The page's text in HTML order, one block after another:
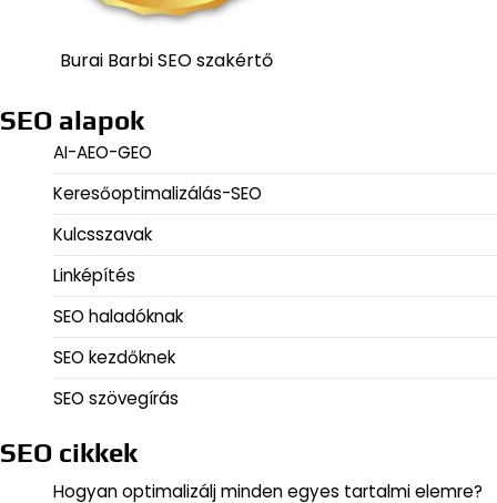
Burai Barbi SEO szakértő
SEO alapok
AI-AEO-GEO
Keresőoptimalizálás-SEO
Kulcsszavak
Linképítés
SEO haladóknak
SEO kezdőknek
SEO szövegírás
SEO cikkek
Hogyan optimalizálj minden egyes tartalmi elemre?